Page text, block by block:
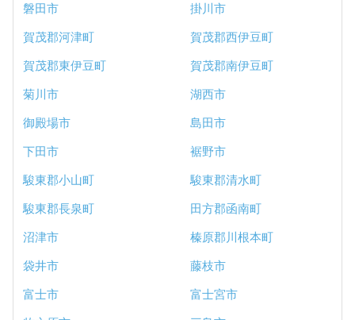
磐田市
掛川市
賀茂郡河津町
賀茂郡西伊豆町
賀茂郡東伊豆町
賀茂郡南伊豆町
菊川市
湖西市
御殿場市
島田市
下田市
裾野市
駿東郡小山町
駿東郡清水町
駿東郡長泉町
田方郡函南町
沼津市
榛原郡川根本町
袋井市
藤枝市
富士市
富士宮市